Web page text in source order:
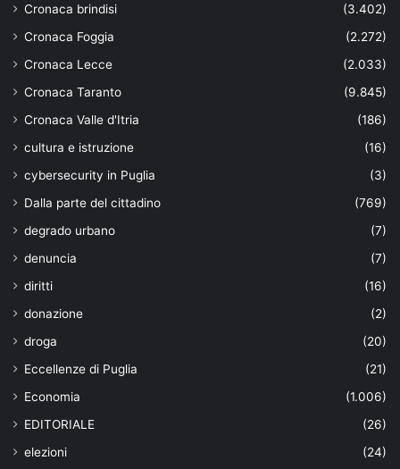
Cronaca brindisi
(3.402)
Cronaca Foggia
(2.272)
Cronaca Lecce
(2.033)
Cronaca Taranto
(9.845)
Cronaca Valle d'Itria
(186)
cultura e istruzione
(16)
cybersecurity in Puglia
(3)
Dalla parte del cittadino
(769)
degrado urbano
(7)
denuncia
(7)
diritti
(16)
donazione
(2)
droga
(20)
Eccellenze di Puglia
(21)
Economia
(1.006)
EDITORIALE
(26)
elezioni
(24)